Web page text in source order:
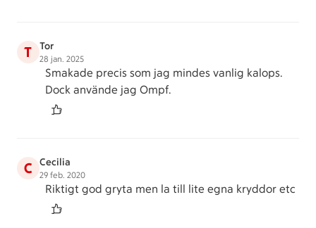
T Tor
28 jan. 2025
Smakade precis som jag mindes vanlig kalops.
Dock använde jag Ompf.
C Cecilia
29 feb. 2020
Riktigt god gryta men la till lite egna kryddor etc